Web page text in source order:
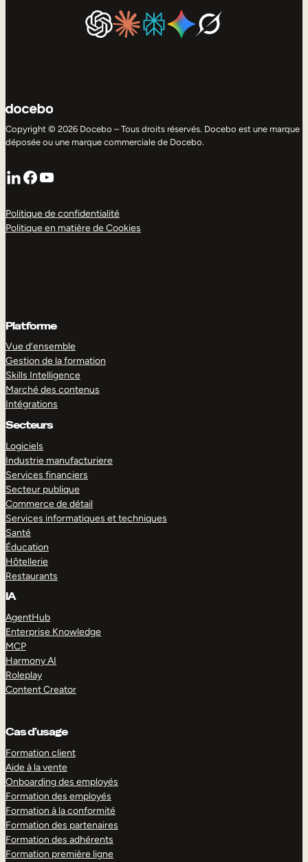
Copyright © 2026 Docebo – Tous droits réservés. Docebo est une marque
déposée ou une marque commerciale de Docebo.
LinkedIn
Facebook
YouTube
Politique de confidentialité
Politique en matière de Cookies
Platforme
Vue d’ensemble
Gestion de la formation
Skills Intelligence
Marché des contenus
Intégrations
Secteurs
Logiciels
Industrie manufacturiere
Services financiers
Secteur publique
Commerce de détail
Services informatiques et techniques
Santé
Éducation
Hôtellerie
Restaurants
IA
AgentHub
Enterprise Knowledge
MCP
Harmony AI
Roleplay
Content Creator
Cas d’usage
Formation client
Aide à la vente
Onboarding des employés
Formation des employés
Formation à la conformité
Formation des partenaires
Formation des adhérents
Formation première ligne